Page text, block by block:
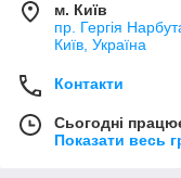
м. Київ
пр. Гергія
Київ, Україна
Контакти
Сьогодні
Показати весь